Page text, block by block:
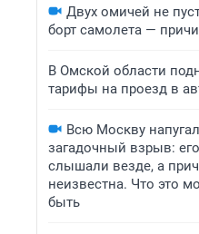
Двух омичей не
борт самолета —
В Омской области
тарифы на проезд в
Всю Москву напугал
загадочный взрыв:
слышали везде, а
неизвестна. Что это
быть